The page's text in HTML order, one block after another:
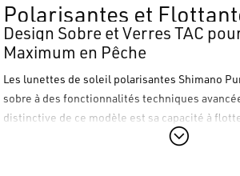
Polarisantes et
Design Sobre et Verres TAC
Maximum en Pêche
Les lunettes de soleil polarisantesShimano
sobre à des fonctionnalités techniques
distinctive de ce modèle est sa capacité à
indispensable en cas de chute accidentelle